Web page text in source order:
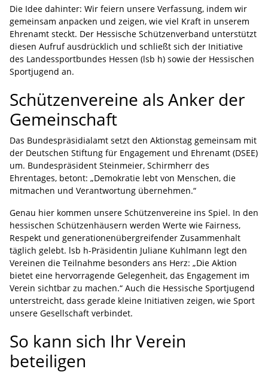
Die Idee dahinter: Wir feiern unsere Verfassung, indem wir
gemeinsam anpacken und zeigen, wie viel Kraft in unserem
Ehrenamt steckt. Der Hessische Schützenverband unterstützt
diesen Aufruf ausdrücklich und schließt sich der Initiative
des Landessportbundes Hessen (lsb h) sowie der Hessischen
Sportjugend an.
Schützenvereine als Anker der
Gemeinschaft
Das Bundespräsidialamt setzt den Aktionstag gemeinsam mit
der Deutschen Stiftung für Engagement und Ehrenamt (DSEE)
um. Bundespräsident Steinmeier, Schirmherr des
Ehrentages, betont: „Demokratie lebt von Menschen, die
mitmachen und Verantwortung übernehmen.“
Genau hier kommen unsere Schützenvereine ins Spiel. In den
hessischen Schützenhäusern werden Werte wie Fairness,
Respekt und generationenübergreifender Zusammenhalt
täglich gelebt. lsb h-Präsidentin Juliane Kuhlmann legt den
Vereinen die Teilnahme besonders ans Herz: „Die Aktion
bietet eine hervorragende Gelegenheit, das Engagement im
Verein sichtbar zu machen.“ Auch die Hessische Sportjugend
unterstreicht, dass gerade kleine Initiativen zeigen, wie Sport
unsere Gesellschaft verbindet.
So kann sich Ihr Verein
beteiligen